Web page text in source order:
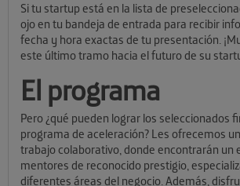
Si tu startup está en la lista de
ojo en tu bandeja de entrada para recibir
fecha y hora exactas de tu presentación.
este último tramo hacia el futuro de su
El programa
Pero ¿qué pueden lograr los seleccionados
programa de aceleración? Les ofrecemos
trabajo colaborativo, donde encontrarán un
mentores de reconocido prestigio,
diferentes áreas del negocio. Además,